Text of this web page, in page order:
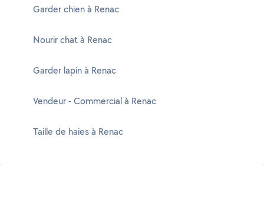
Garder chien à Renac
Nourir chat à Renac
Garder lapin à Renac
Vendeur - Commercial à Renac
Taille de haies à Renac